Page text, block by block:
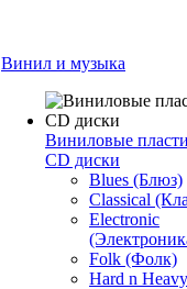
Винил и музыка
Виниловые
CD диски
Blues (Блюз)
Classical
Electronic
Folk (Фолк)
Hard n